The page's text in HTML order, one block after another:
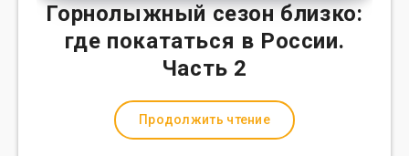
Горнолыжный сезон близко:
где покататься в России.
Часть 2
Продолжить чтение